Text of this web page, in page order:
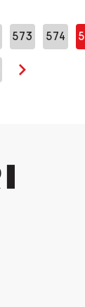
573 574
Seuraava sivu